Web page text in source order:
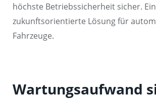
höchste Betriebssicherheit sicher.
zukunftsorientierte Lösung für
Fahrzeuge.
Wartungsaufwand